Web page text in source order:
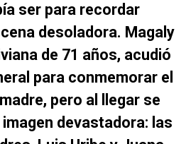
ser para recordar
desoladora. Magaly
de 71 años, acudió
para conmemorar el
pero al llegar se
devastadora: las